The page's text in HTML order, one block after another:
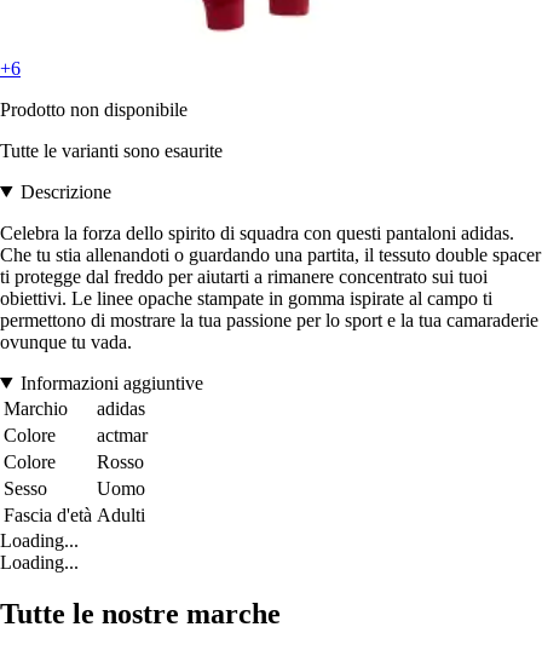
+6
Prodotto non disponibile
Tutte le varianti sono esaurite
Descrizione
Celebra la forza dello spirito di squadra con questi pantaloni adidas.
Che tu stia allenandoti o guardando una partita, il tessuto double spacer
ti protegge dal freddo per aiutarti a rimanere concentrato sui tuoi
obiettivi. Le linee opache stampate in gomma ispirate al campo ti
permettono di mostrare la tua passione per lo sport e la tua camaraderie
ovunque tu vada.
Informazioni aggiuntive
Marchio
adidas
Colore
actmar
Colore
Rosso
Sesso
Uomo
Fascia d'età Adulti
Loading...
Loading...
Tutte le nostre marche